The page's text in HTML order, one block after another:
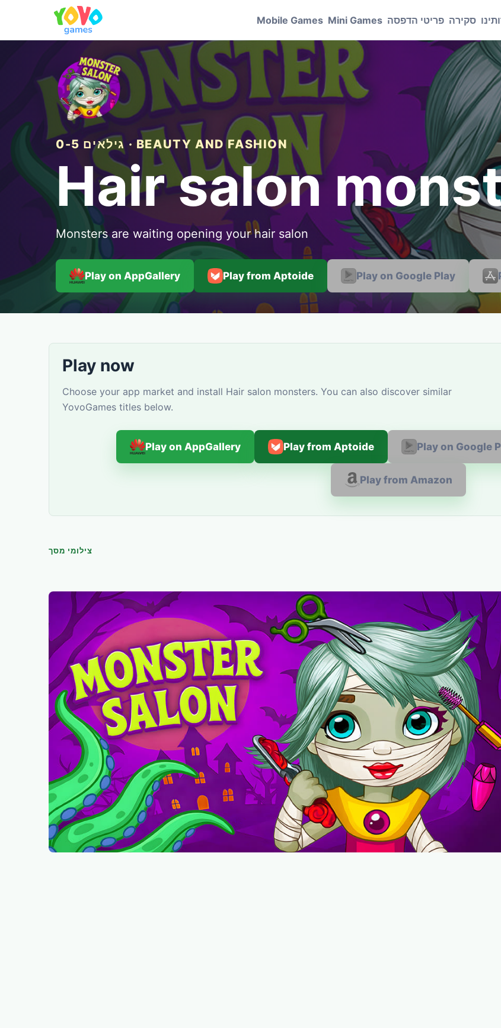
Mobile Games Mini Games פריטי הדפסה סקירה
גילאים 0-5 · BEAUTY AND FASHION
Hair salon
Monsters are waiting opening your hair salon
Play on AppGallery Play from Aptoide Play on Google Play
Play now
Choose your app market and install Hair salon monsters. You can also discover similar
YovoGames titles below.
Play on AppGallery Play from Aptoide Play on Google
Play from Amazon
צילומי מסך